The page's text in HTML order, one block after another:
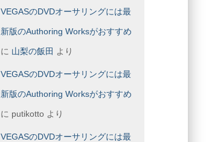
VEGASのDVDオーサリングには最
新版のAuthoring Worksがおすすめ
に 山梨の飯田 より
VEGASのDVDオーサリングには最
新版のAuthoring Worksがおすすめ
に putikottoより
VEGASのDVDオーサリングには最